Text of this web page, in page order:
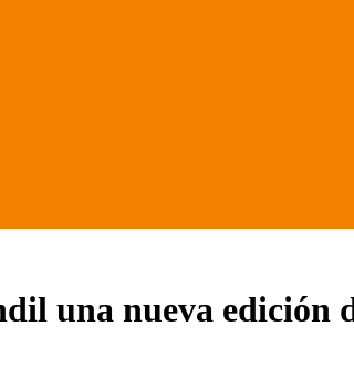
una nueva edición